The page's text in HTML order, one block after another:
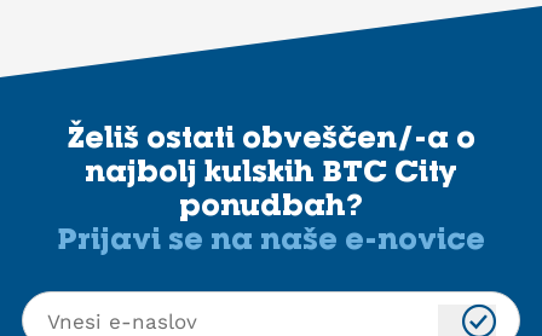
Želiš ostati obveščen/-a o
najbolj kulskih BTC City
ponudbah?
Prijavi se na naše e-novice